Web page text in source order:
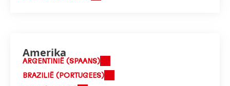
Amerika
ARGENTINIË (SPAANS)
BRAZILIË (PORTUGEES)